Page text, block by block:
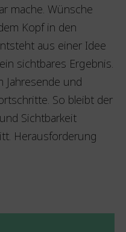
mache. Wünsche
Kopf in den
aus einer Idee
sichtbares Ergebnis.
Jahresende und
So bleibt der
Sichtbarkeit
Herausforderung